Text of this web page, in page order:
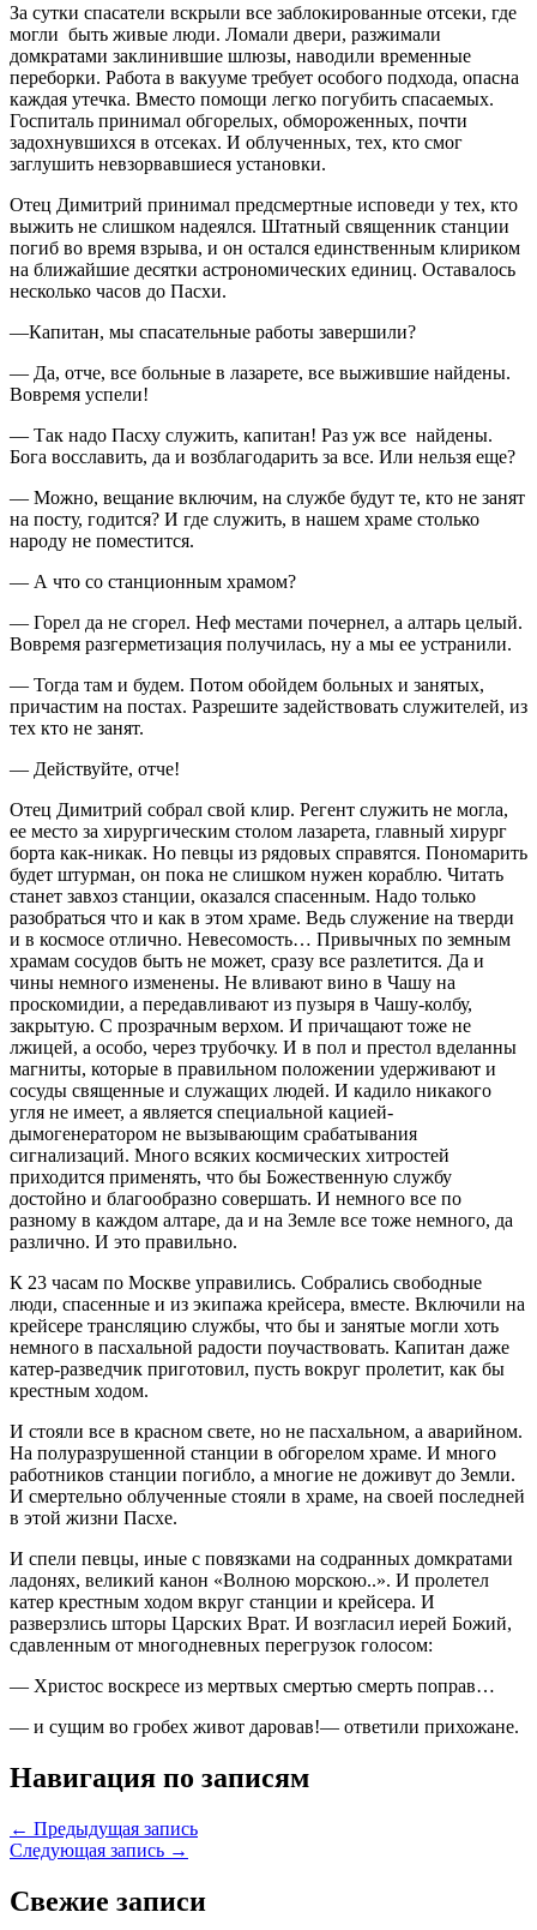
За сутки спасатели вскрыли все заблокированные отсеки, где
могли быть живые люди. Ломали двери, разжимали
домкратами заклинившие шлюзы, наводили временные
переборки. Работа в вакууме требует особого подхода, опасна
каждая утечка. Вместо помощи легко погубить спасаемых.
Госпиталь принимал обгорелых, обмороженных, почти
задохнувшихся в отсеках. И облученных, тех, кто смог
заглушить невзорвавшиеся установки.
Отец Димитрий принимал предсмертные исповеди у тех, кто
выжить не слишком надеялся. Штатный священник станции
погиб во время взрыва, и он остался единственным клириком
на ближайшие десятки астрономических единиц. Оставалось
несколько часов до Пасхи.
—Капитан, мы спасательные работы завершили?
— Да, отче, все больные в лазарете, все выжившие найдены.
Вовремя успели!
— Так надо Пасху служить, капитан! Раз уж все найдены.
Бога восславить, да и возблагодарить за все. Или нельзя еще?
— Можно, вещание включим, на службе будут те, кто не занят
на посту, годится? И где служить, в нашем храме столько
народу не поместится.
— А что со станционным храмом?
— Горел да не сгорел. Неф местами почернел, а алтарь целый.
Вовремя разгерметизация получилась, ну а мы ее устранили.
— Тогда там и будем. Потом обойдем больных и занятых,
причастим на постах. Разрешите задействовать служителей, из
тех кто не занят.
— Действуйте, отче!
Отец Димитрий собрал свой клир. Регент служить не могла,
ее место за хирургическим столом лазарета, главный хирург
борта как-никак. Но певцы из рядовых справятся. Пономарить
будет штурман, он пока не слишком нужен кораблю. Читать
станет завхоз станции, оказался спасенным. Надо только
разобраться что и как в этом храме. Ведь служение на тверди
и в космосе отлично. Невесомость… Привычных по земным
храмам сосудов быть не может, сразу все разлетится. Да и
чины немного изменены. Не вливают вино в Чашу на
проскомидии, а передавливают из пузыря в Чашу-колбу,
закрытую. С прозрачным верхом. И причащают тоже не
лжицей, а особо, через трубочку. И в пол и престол вделанны
магниты, которые в правильном положении удерживают и
сосуды священные и служащих людей. И кадило никакого
угля не имеет, а является специальной кацией-
дымогенератором не вызывающим срабатывания
сигнализаций. Много всяких космических хитростей
приходится применять, что бы Божественную службу
достойно и благообразно совершать. И немного все по
разному в каждом алтаре, да и на Земле все тоже немного, да
различно. И это правильно.
К 23 часам по Москве управились. Собрались свободные
люди, спасенные и из экипажа крейсера, вместе. Включили на
крейсере трансляцию службы, что бы и занятые могли хоть
немного в пасхальной радости поучаствовать. Капитан даже
катер-разведчик приготовил, пусть вокруг пролетит, как бы
крестным ходом.
И стояли все в красном свете, но не пасхальном, а аварийном.
На полуразрушенной станции в обгорелом храме. И много
работников станции погибло, а многие не доживут до Земли.
И смертельно облученные стояли в храме, на своей последней
в этой жизни Пасхе.
И спели певцы, иные с повязками на содранных домкратами
ладонях, великий канон «Волною морскою..». И пролетел
катер крестным ходом вкруг станции и крейсера. И
разверзлись шторы Царских Врат. И возгласил иерей Божий,
сдавленным от многодневных перегрузок голосом:
— Христос воскресе из мертвых смертью смерть поправ…
— и сущим во гробех живот даровав!— ответили прихожане.
Навигация по записям
← Предыдущая запись
Следующая запись →
Свежие записи